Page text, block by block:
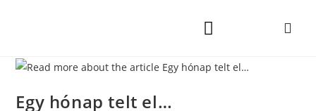
Egy hónap telt el…